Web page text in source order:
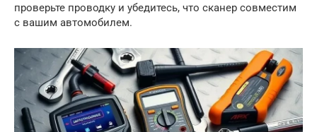
проверьте проводку и убедитесь, что сканер совместим
с вашим автомобилем.